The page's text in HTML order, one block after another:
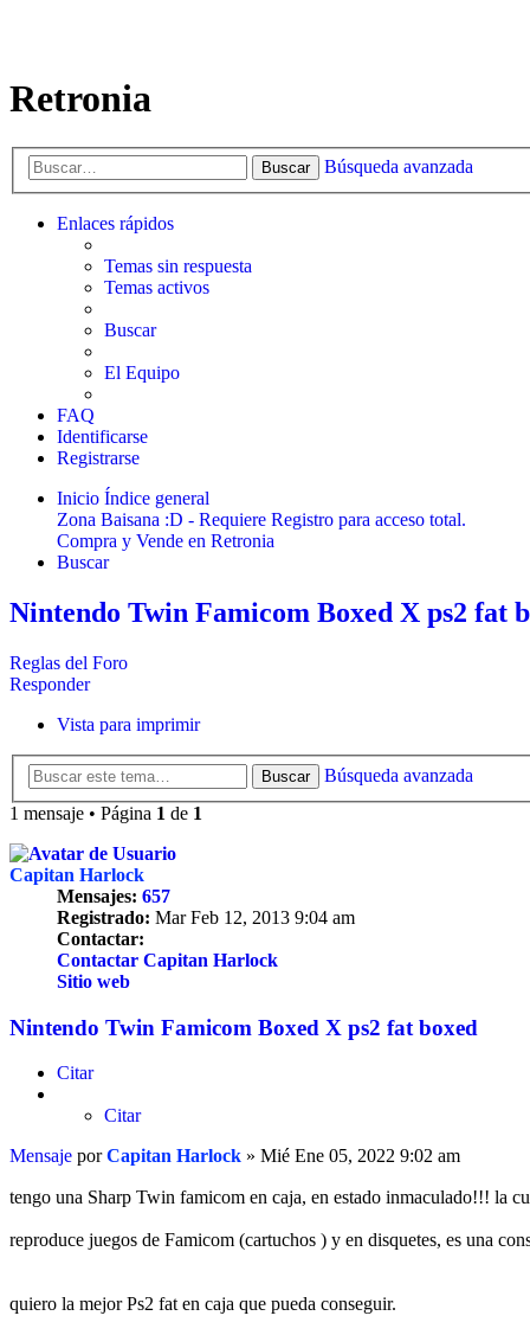
Retronia
Buscar Búsqueda avanzada
Enlaces rápidos
Temas sin respuesta
Temas activos
Buscar
El Equipo
FAQ
Identificarse
Registrarse
Inicio Índice general
Zona Baisana :D - Requiere Registro para acceso total.
Compra y Vende en Retronia
Buscar
Nintendo Twin Famicom Boxed X ps2 fat
Reglas del Foro
Responder
Vista para imprimir
Buscar
Búsqueda avanzada
1 mensaje • Página 1 de 1
Capitan Harlock
Mensajes: 657
Registrado: Mar Feb 12, 2013 9:04 am
Contactar:
Contactar Capitan Harlock
Sitio web
Nintendo Twin Famicom Boxed X ps2 fat boxed
Citar
Citar
Mensaje porCapitan Harlock » Mié Ene 05, 2022 9:02 am
tengo una Sharp Twin famicom en caja, en estado inmaculado!!! la
reproduce juegos de Famicom (cartuchos ) y en disquetes, es una
quiero la mejor Ps2 fat en caja que pueda conseguir.